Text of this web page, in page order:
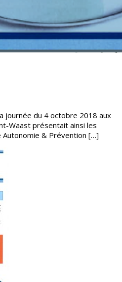
journée du 4 octobre 2018 aux
Waast présentait ainsi les
& Prévention […]